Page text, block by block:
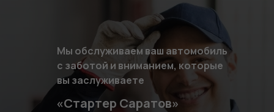
«Стартер Саратов»
Мы обслуживаем ваш автомобиль
с заботой и вниманием, которые
вы заслуживаете